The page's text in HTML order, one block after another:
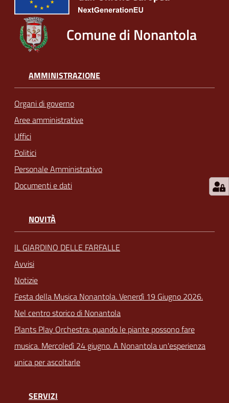
Comune di Nonantola
AMMINISTRAZIONE
Organi di governo
Aree amministrative
Uffici
Politici
Personale Amministrativo
Documenti e dati
NOVITÀ
IL GIARDINO DELLE FARFALLE
Avvisi
Notizie
Festa della Musica Nonantola. Venerdì 19 Giugno 2026.
Nel centro storico di Nonantola
Plants Play Orchestra: quando le piante possono fare
musica. Mercoledì 24 giugno. A Nonantola un'esperienza
unica per ascoltarle
SERVIZI